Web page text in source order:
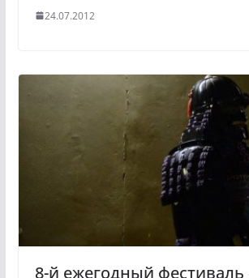
24.07.2012
8-й ежегодный фестиваль